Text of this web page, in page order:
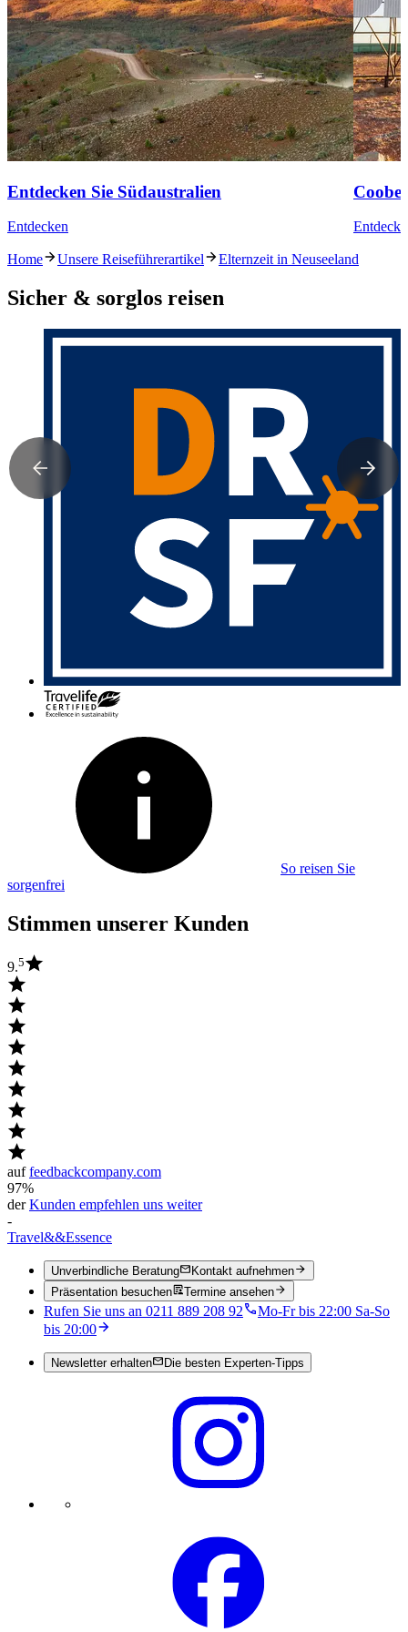
Entdecken Sie Südaustralien
Entdecken
Home Unsere Reiseführerartikel Elternzeit in Neuseeland
Sicher & sorglos reisen
So reisen Sie
sorgenfrei
Stimmen unserer Kunden
9.5
auffeedbackcompany.com
97%
derKunden empfehlen uns weiter
-
Travel&&Essence
Unverbindliche Beratung
Kontakt aufnehmen
Präsentation besuchen
Termine ansehen
Rufen Sie uns an 0211 889 208 92
Mo-Fr bis 22:00 Sa-So
bis 20:00
Newsletter erhalten Die besten Experten-Tipps